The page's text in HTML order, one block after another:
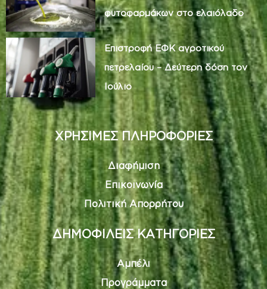
φυτοφαρμάκων στο ελαιόλαδο
Επιστροφή ΕΦΚ αγροτικού
πετρελαίου – Δεύτερη δόση τον
Ιούλιο
ΧΡΗΣΙΜΕΣ ΠΛΗΡΟΦΟΡΙΕΣ
Διαφήμιση
Επικοινωνία
Πολιτική Απορρήτου
ΔΗΜΟΦΙΛΕΙΣ ΚΑΤΗΓΟΡΙΕΣ
Αμπέλι
Προγράμματα